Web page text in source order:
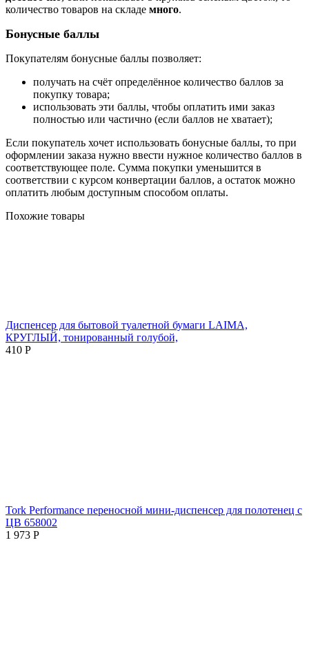
количество товаров на складе много.
Бонусные баллы
Покупателям бонусные баллы позволяет:
получать на счёт определённое количество баллов за
покупку товара;
использовать эти баллы, чтобы оплатить ими заказ
полностью или частично (если баллов не хватает);
Если покупатель хочет использовать бонусные баллы, то при
оформлении заказа нужно ввести нужное количество баллов в
соответствующее поле. Сумма покупки уменьшится в
соответствии с курсом конвертации баллов, а остаток можно
оплатить любым доступным способом оплаты.
Похожие товары
Диспенсер для бытовой туалетной бумаги LAIMA,
КРУГЛЫЙ, тонированный голубой,
410 Р
Tork Performance переносной мини-диспенсер для полотенец с
ЦВ 658002
1 973 Р